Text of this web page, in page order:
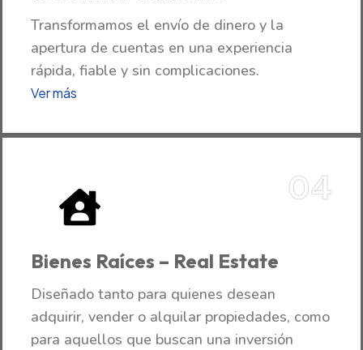
Transformamos el envío de dinero y la
apertura de cuentas en una experiencia
rápida, fiable y sin complicaciones.
Ver más
04
Bienes Raíces – Real Estate
Diseñado tanto para quienes desean
adquirir, vender o alquilar propiedades, como
para aquellos que buscan una inversión